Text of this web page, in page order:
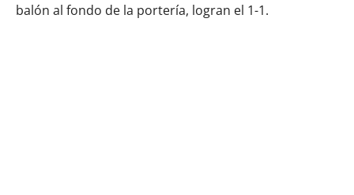
balón al fondo de la portería, logran el 1-1.